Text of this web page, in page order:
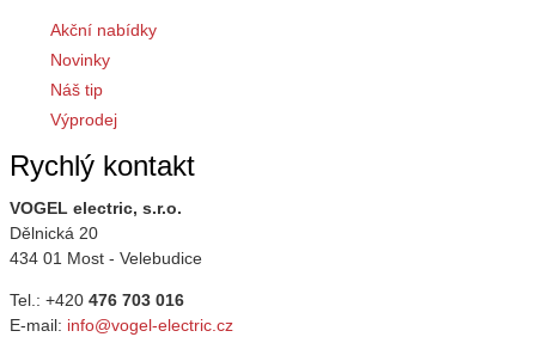
Akční nabídky
Novinky
Náš tip
Výprodej
Rychlý kontakt
VOGEL electric, s.r.o.
Dělnická 20
434 01 Most - Velebudice
Tel.: +420 476 703 016
E-mail: info@vogel-electric.cz